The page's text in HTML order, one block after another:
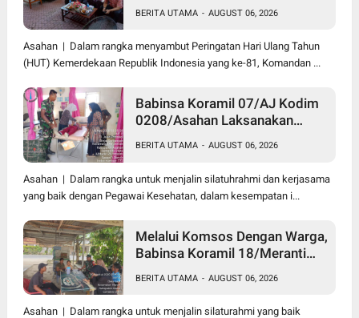
Darah di Kantor Kemenag
Asahan
BERITA UTAMA - AUGUST 06, 2026
Asahan | Dalam rangka menyambut Peringatan Hari Ulang Tahun
(HUT) Kemerdekaan Republik Indonesia yang ke-81, Komandan ...
Babinsa Koramil 07/AJ Kodim
0208/Asahan Laksanakan
Pegawai Kesehatan Di
Puskesmas
BERITA UTAMA - AUGUST 06, 2026
Asahan | Dalam rangka untuk menjalin silatuhrahmi dan kerjasama
yang baik dengan Pegawai Kesehatan, dalam kesempatan i...
Melalui Komsos Dengan Warga,
Babinsa Koramil 18/Meranti
Jaga ebersihan Dan Kamtibmas
BERITA UTAMA - AUGUST 06, 2026
Asahan | Dalam rangka untuk menjalin silaturahmi yang baik